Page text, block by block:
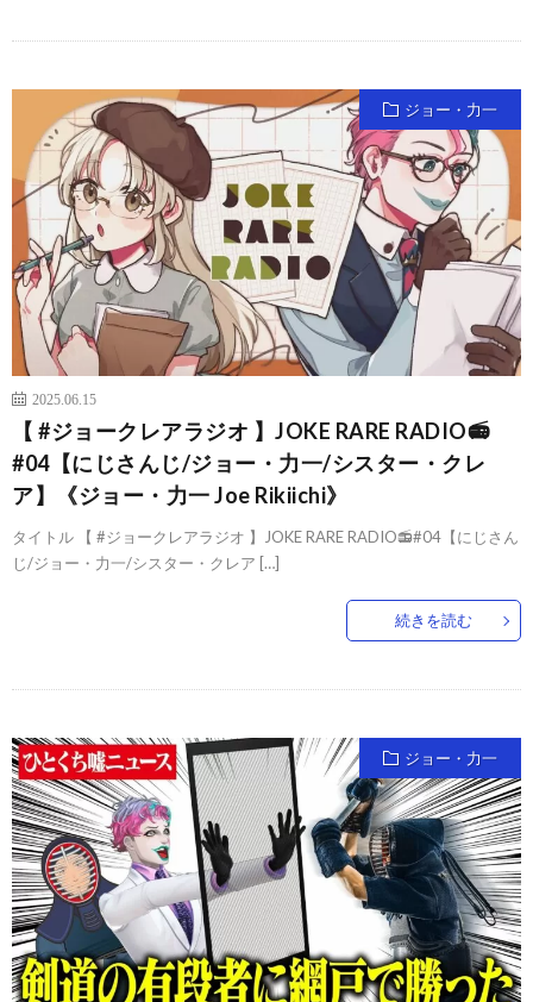
ジョー・力一
2025.06.15
【 #ジョークレアラジオ 】JOKE RARE RADIO📻
#04【にじさんじ/ジョー・力一/シスター・クレ
ア】《ジョー・力一 Joe Rikiichi》
タイトル 【 #ジョークレアラジオ 】JOKE RARE RADIO📻#04【にじさん
じ/ジョー・力一/シスター・クレア […]
続きを読む
ジョー・力一